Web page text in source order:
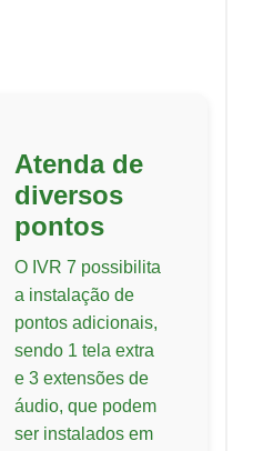
Atenda de
diversos
pontos
O IVR 7 possibilita
a instalação de
pontos adicionais,
sendo 1 tela extra
e 3 extensões de
áudio, que podem
ser instalados em